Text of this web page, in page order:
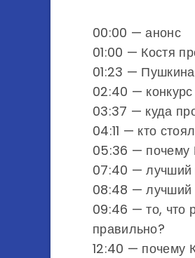
00:00 — анонс
01:00 — Костя
01:23 —
02:40 — конкурс
03:37 — куда
04:11 — кто
05:36 — почему
07:40 — лучший
08:48 —
09:46 — то, что
правильно?
12:40 — почему